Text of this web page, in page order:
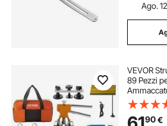
Ago. 12
VEVOR
89 Pezzi
Pistola
Rimozione
90€